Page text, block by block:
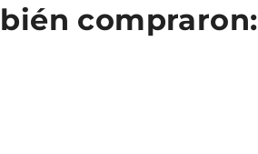
compraron: